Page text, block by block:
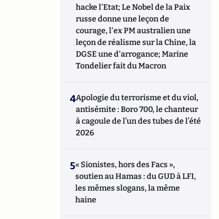
hacke l'Etat; Le Nobel de la Paix
russe donne une leçon de
courage, l'ex PM australien une
leçon de réalisme sur la Chine, la
DGSE une d'arrogance; Marine
Tondelier fait du Macron
4Apologie du terrorisme et du viol,
antisémite : Boro 700, le chanteur
à cagoule de l’un des tubes de l’été
2026
5« Sionistes, hors des Facs »,
soutien au Hamas : du GUD à LFI,
les mêmes slogans, la même
haine